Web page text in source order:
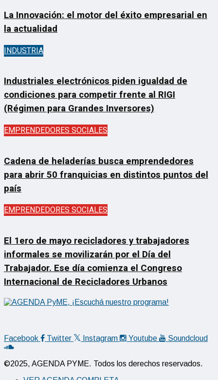
La Innovación: el motor del éxito empresarial en
la actualidad
INDUSTRIA
Industriales electrónicos piden igualdad de
condiciones para competir frente al RIGI
(Régimen para Grandes Inversores)
EMPRENDEDORES SOCIALES
Cadena de heladerías busca emprendedores
para abrir 50 franquicias en distintos puntos del
país
EMPRENDEDORES SOCIALES
El 1ero de mayo recicladores y trabajadores
informales se movilizarán por el Día del
Trabajador. Ese día comienza el Congreso
Internacional de Recicladores Urbanos
Facebook Twitter Instagram Youtube Soundcloud
©2025, AGENDA PYME. Todos los derechos reservados.